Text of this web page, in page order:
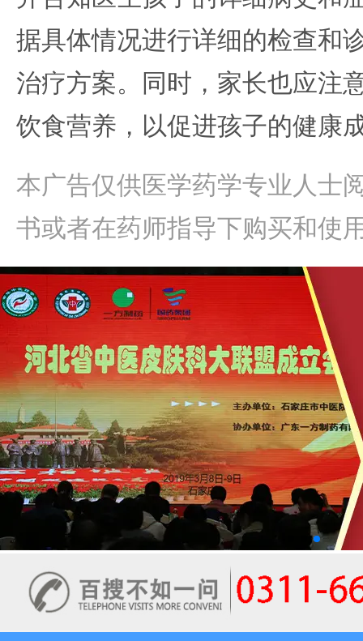
据具体情况进行详细的检查和
治疗方案。同时，家长也应注
饮食营养，以促进孩子的健康
本广告仅供医学药学专业人士
书或者在药师指导下购买和使